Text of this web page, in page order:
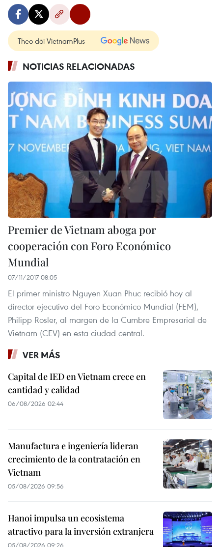
Theo dõi VietnamPlus
NOTICIAS RELACIONADAS
Premier de Vietnam aboga por
cooperación con Foro Económico
Mundial
07/11/2017 08:05
El primer ministro Nguyen Xuan Phuc recibió hoy al
director ejecutivo del Foro Económico Mundial (FEM),
Philipp Rosler, al margen de la Cumbre Empresarial de
Vietnam (CEV) en esta ciudad central.
VER MÁS
Capital de IED en Vietnam crece en
cantidad y calidad
06/08/2026 02:44
Manufactura e ingeniería lideran
crecimiento de la contratación en
Vietnam
05/08/2026 09:56
Hanoi impulsa un ecosistema
atractivo para la inversión extranjera
05/08/2026 09:26